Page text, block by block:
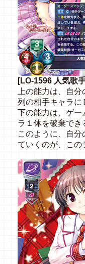
[LO-1596 人気歌
上の能力は、自
列の相手キャラに
下の能力は、ゲー
ラ１体を破棄でき
このように、自
ていくのが、この